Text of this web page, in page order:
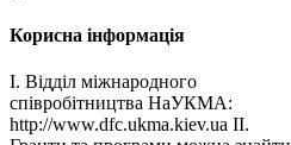
Корисна інформація
І. Відділ міжнародного
співробітництва НаУКМА:
http://www.dfc.ukma.kiev.ua ІІ.